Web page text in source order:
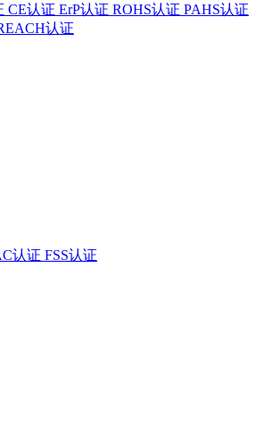
CE认证 ErP认证 ROHS认证 PAHS认证
认证
认证 FSS认证